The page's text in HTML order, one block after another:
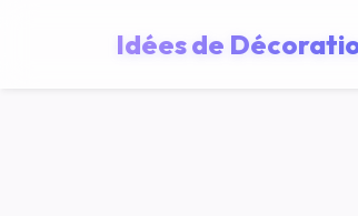
Idées de